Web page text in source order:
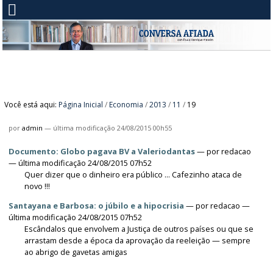
Você está aqui: Página Inicial / Economia /2013 / 11 / 19
poradmin — última modificação 24/08/2015 00h55
Documento: Globo pagava BV a Valeriodantas—porredacao
— última modificação 24/08/2015 07h52
Quer dizer que o dinheiro era público ... Cafezinho ataca de
novo !!!
Santayana e Barbosa: o júbilo e a hipocrisia —porredacao —
última modificação 24/08/2015 07h52
Escândalos que envolvem a Justiça de outros países ou que se
arrastam desde a época da aprovação da reeleição — sempre
ao abrigo de gavetas amigas